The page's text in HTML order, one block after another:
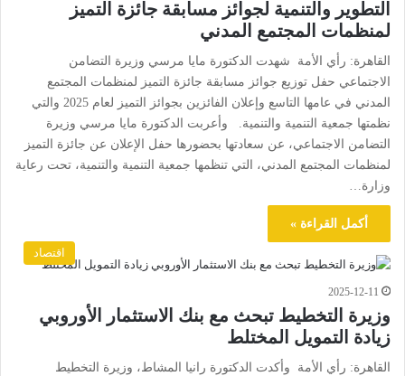
التطوير والتنمية لجوائز مسابقة جائزة التميز
لمنظمات المجتمع المدني
القاهرة: رأي الأمة شهدت الدكتورة مايا مرسي وزيرة التضامن
الاجتماعي حفل توزيع جوائز مسابقة جائزة التميز لمنظمات المجتمع
المدني في عامها التاسع وإعلان الفائزين بجوائز التميز لعام 2025 والتي
نظمتها جمعية التنمية والتنمية. وأعربت الدكتورة مايا مرسي وزيرة
التضامن الاجتماعي، عن سعادتها بحضورها حفل الإعلان عن جائزة التميز
لمنظمات المجتمع المدني، التي تنظمها جمعية التنمية والتنمية، تحت رعاية
وزارة…
أكمل القراءة »
اقتصاد
2025-12-11
وزيرة التخطيط تبحث مع بنك الاستثمار الأوروبي
زيادة التمويل المختلط
القاهرة: رأي الأمة وأكدت الدكتورة رانيا المشاط، وزيرة التخطيط